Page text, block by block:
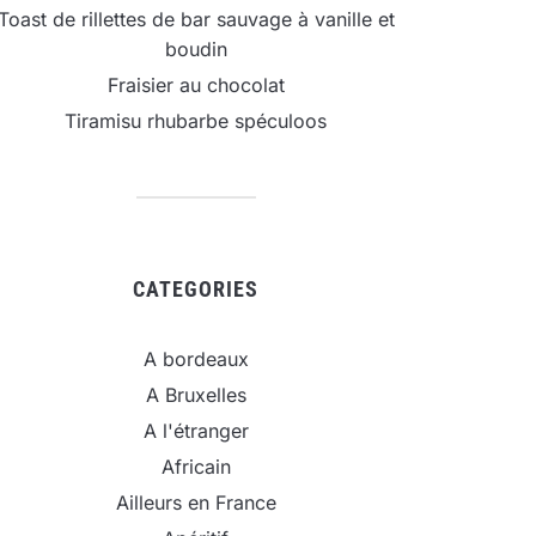
de rillettes de bar sauvage à vanille et
boudin
Fraisier au chocolat
Tiramisu rhubarbe spéculoos
CATEGORIES
A bordeaux
A Bruxelles
A l'étranger
Africain
Ailleurs en France